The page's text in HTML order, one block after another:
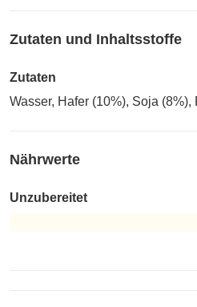
Zutaten und Inhaltsstoffe
Zutaten
Wasser, Hafer (10%), Soja
Nährwerte
Unzubereitet